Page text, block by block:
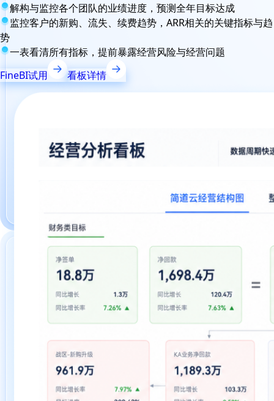
解构与监控各个团队的业绩进度，预测全年目标达成
监控客户的新购、流失、续费趋势，ARR相关的关键指标与趋
势
一表看清所有指标，提前暴露经营风险与经营问题
FineBI试用
看板详情